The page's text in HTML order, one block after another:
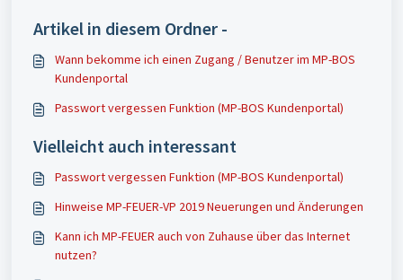
Artikel in diesem Ordner -
Wann bekomme ich einen Zugang / Benutzer im MP-BOS
Kundenportal
Passwort vergessen Funktion (MP-BOS Kundenportal)
Vielleicht auch interessant
Passwort vergessen Funktion (MP-BOS Kundenportal)
Hinweise MP-FEUER-VP 2019 Neuerungen und Änderungen
Kann ich MP-FEUER auch von Zuhause über das Internet
nutzen?